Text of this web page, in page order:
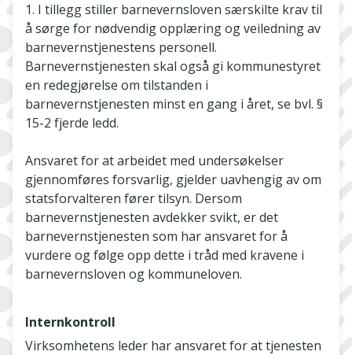
1. I tillegg stiller barnevernsloven særskilte krav til
å sørge for nødvendig opplæring og veiledning av
barnevernstjenestens personell.
Barnevernstjenesten skal også gi kommunestyret
en redegjørelse om tilstanden i
barnevernstjenesten minst en gang i året, se bvl. §
15-2 fjerde ledd.
Ansvaret for at arbeidet med undersøkelser
gjennomføres forsvarlig, gjelder uavhengig av om
statsforvalteren fører tilsyn. Dersom
barnevernstjenesten avdekker svikt, er det
barnevernstjenesten som har ansvaret for å
vurdere og følge opp dette i tråd med kravene i
barnevernsloven og kommuneloven.
Internkontroll
Virksomhetens leder har ansvaret for at tjenesten